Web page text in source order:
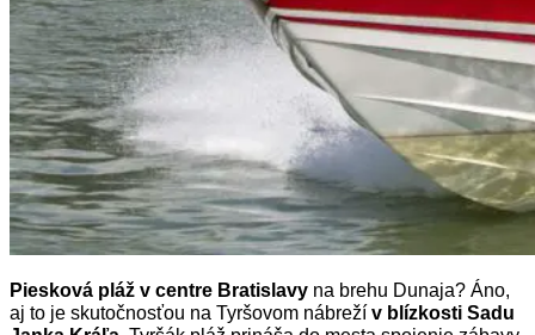
Piesková pláž v centre Bratislavy na brehu Dunaja? Áno,
aj to je skutočnosťou na Tyršovom nábreží v blízkosti Sadu